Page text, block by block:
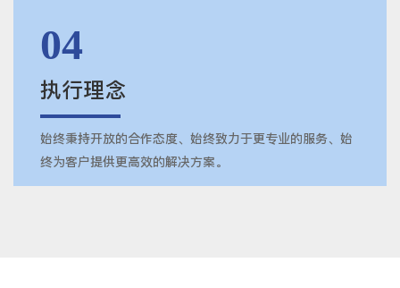
04
执行理念
始终秉持开放的合作态度、始终致力于更专业的服务、始
终为客户提供更高效的解决方案。